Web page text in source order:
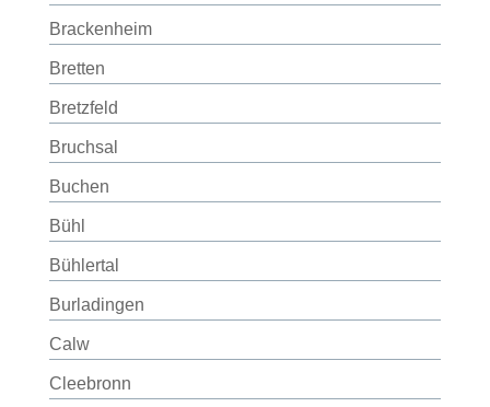
Brackenheim
Bretten
Bretzfeld
Bruchsal
Buchen
Bühl
Bühlertal
Burladingen
Calw
Cleebronn